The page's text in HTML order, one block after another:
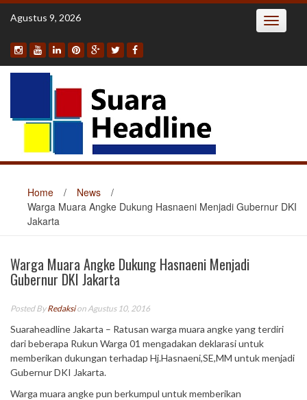
Skip
Agustus 9, 2026 Toggle
Home / News
/
Warga Muara Angke Dukung Hasnaeni Menjadi Gubernur DKI
Jakarta
Warga Muara Angke Dukung Hasnaeni Menjadi
Gubernur DKI Jakarta
Posted ByRedaksion Agustus 10, 2016
Suaraheadline Jakarta – Ratusan warga muara angke yang terdiri
dari beberapa Rukun Warga 01 mengadakan deklarasi untuk
memberikan dukungan terhadap Hj.Hasnaeni,SE,MM untuk menjadi
Gubernur DKI Jakarta.
Warga muara angke pun berkumpul untuk memberikan